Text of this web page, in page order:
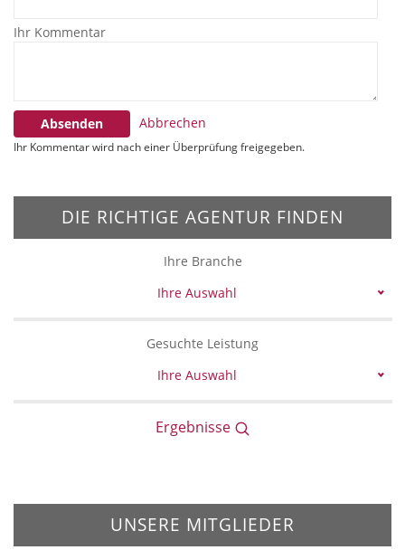
Ihr Kommentar
Absenden Abbrechen
Ihr Kommentar wird nach einer Überprüfung freigegeben.
DIE RICHTIGE AGENTUR FINDEN
Ihre Branche
Ihre Auswahl
Gesuchte Leistung
Ihre Auswahl
Ergebnisse
UNSERE MITGLIEDER